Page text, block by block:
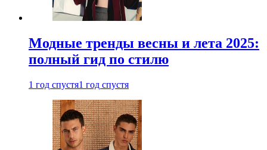
Модные тренды весны и лета 2025:
полный гид по стилю
1 год спустя1 год спустя